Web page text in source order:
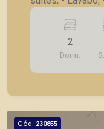
Varanda gourmet
Lavanderia; - 2 vagas
como objetivo
agilidade e
imóveis
2
Dorm.
Cód. 230855